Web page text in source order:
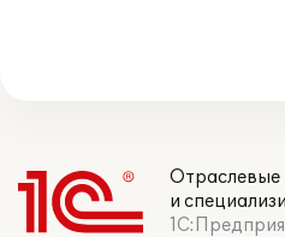
Отраслевые
и